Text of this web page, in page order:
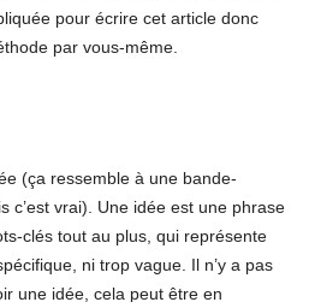
pour écrire cet article donc
par vous-même.
(ça ressemble à une bande-
c’est vrai). Une idée est une phrase
clés tout au plus, qui représente
ni trop vague. Il n’y a pas
une idée, cela peut être en